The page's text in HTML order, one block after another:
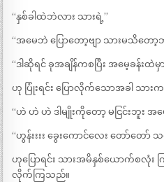
“နှစ်ခါထဲဘဲလား သားရဲ့”
“အမေဘဲ ပြောတော့ဗျာ သားမသိတော့
“ဒါဆိုရင် ခုအချိန်ကစပြီး အမေ့ခန်း
ဟု ပြုံးရင်း ပြောလိုက်သောအခါ သားက
“ဟဲ ဟဲ ဟဲ ဒါမျိုးကိုတော့ မငြင်းဘူး အမ
“ဟွန်းးးး ခွေးကောင်လေး တော်တော်
ဟုပြောရင်း သားအမိနှစ်ယောက်စလုံး
လိုက်ကြသည်။